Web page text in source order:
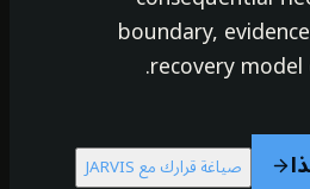
boundary,
recovery
صياغة قرارك مع JARVIS